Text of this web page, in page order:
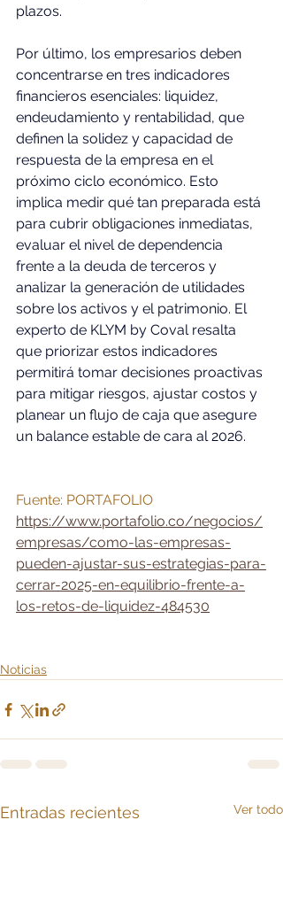
plazos.
Por último, los empresarios deben
concentrarse en tres indicadores
financieros esenciales: liquidez,
endeudamiento y rentabilidad, que
definen la solidez y capacidad de
respuesta de la empresa en el
próximo ciclo económico. Esto
implica medir qué tan preparada está
para cubrir obligaciones inmediatas,
evaluar el nivel de dependencia
frente a la deuda de terceros y
analizar la generación de utilidades
sobre los activos y el patrimonio. El
experto de KLYM by Coval resalta
que priorizar estos indicadores
permitirá tomar decisiones proactivas
para mitigar riesgos, ajustar costos y
planear un flujo de caja que asegure
un balance estable de cara al 2026.
Fuente: PORTAFOLIO
https://www.portafolio.co/negocios/
empresas/como-las-empresas-
pueden-ajustar-sus-estrategias-para-
cerrar-2025-en-equilibrio-frente-a-
los-retos-de-liquidez-484530
Noticias
Entradas recientes Ver todo